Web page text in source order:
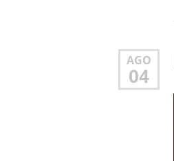
AGO
04